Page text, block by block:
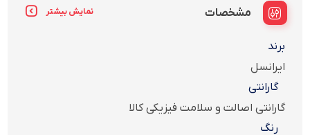
مشخصات نمایش بیشتر
برند
ایرانسل
گارانتی
گارانتی اصالت و سلامت فیزیکی کالا
رنگ